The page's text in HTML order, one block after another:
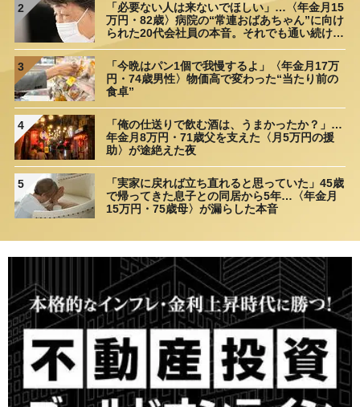
2
「必要ない人は来ないでほしい」…〈年金月15
万円・82歳〉病院の“常連おばあちゃん”に向け
られた20代会社員の本音。それでも通い続ける
3
「今晩はパン1個で我慢するよ」〈年金月17万
円・74歳男性〉物価高で変わった“当たり前の
食卓”
4
「俺の仕送りで飲む酒は、うまかったか？」…
年金月8万円・71歳父を支えた〈月5万円の援
助〉が途絶えた夜
5
「実家に戻れば立ち直れると思っていた」45歳
で帰ってきた息子との同居から5年…〈年金月
15万円・75歳母〉が漏らした本音